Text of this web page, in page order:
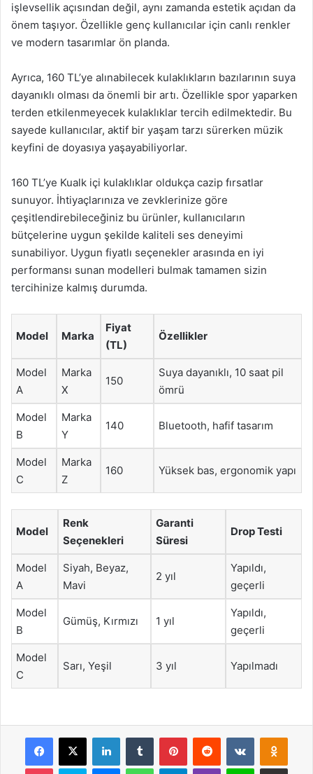
işlevsellik açısından değil, aynı zamanda estetik açıdan da
önem taşıyor. Özellikle genç kullanıcılar için canlı renkler
ve modern tasarımlar ön planda.
Ayrıca, 160 TL’ye alınabilecek kulaklıkların bazılarının suya
dayanıklı olması da önemli bir artı. Özellikle spor yaparken
terden etkilenmeyecek kulaklıklar tercih edilmektedir. Bu
sayede kullanıcılar, aktif bir yaşam tarzı sürerken müzik
keyfini de doyasıya yaşayabiliyorlar.
160 TL’ye Kualk içi kulaklıklar oldukça cazip fırsatlar
sunuyor. İhtiyaçlarınıza ve zevklerinize göre
çeşitlendirebileceğiniz bu ürünler, kullanıcıların
bütçelerine uygun şekilde kaliteli ses deneyimi
sunabiliyor. Uygun fiyatlı seçenekler arasında en iyi
performansı sunan modelleri bulmak tamamen sizin
tercihinize kalmış durumda.
Model Marka
Fiyat
(TL)
Özellikler
Model
A
Marka
X
150
Suya dayanıklı, 10 saat pil
ömrü
Model
B
Marka
Y
140 Bluetooth, hafif tasarım
Model
C
Marka
Z
160 Yüksek bas, ergonomik yapı
Model
Renk
Seçenekleri
Garanti
Süresi
Drop Testi
Model
A
Siyah, Beyaz,
Mavi
2 yıl
Yapıldı,
geçerli
Model
B
Gümüş, Kırmızı 1 yıl
Yapıldı,
geçerli
Model
C
Sarı, Yeşil 3 yıl Yapılmadı
Facebook
X LinkedInTumblr PinterestReddit VKontakte
Pocket Skype MessengerWhatsAppTelegramViber Line E-Posta ile